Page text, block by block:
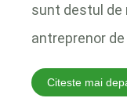
sunt destul de
antreprenor
Citeste mai